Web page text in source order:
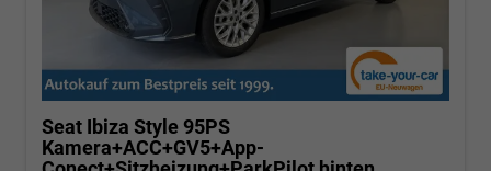
Seat Ibiza Style 95PS
Kamera+ACC+GV5+App-